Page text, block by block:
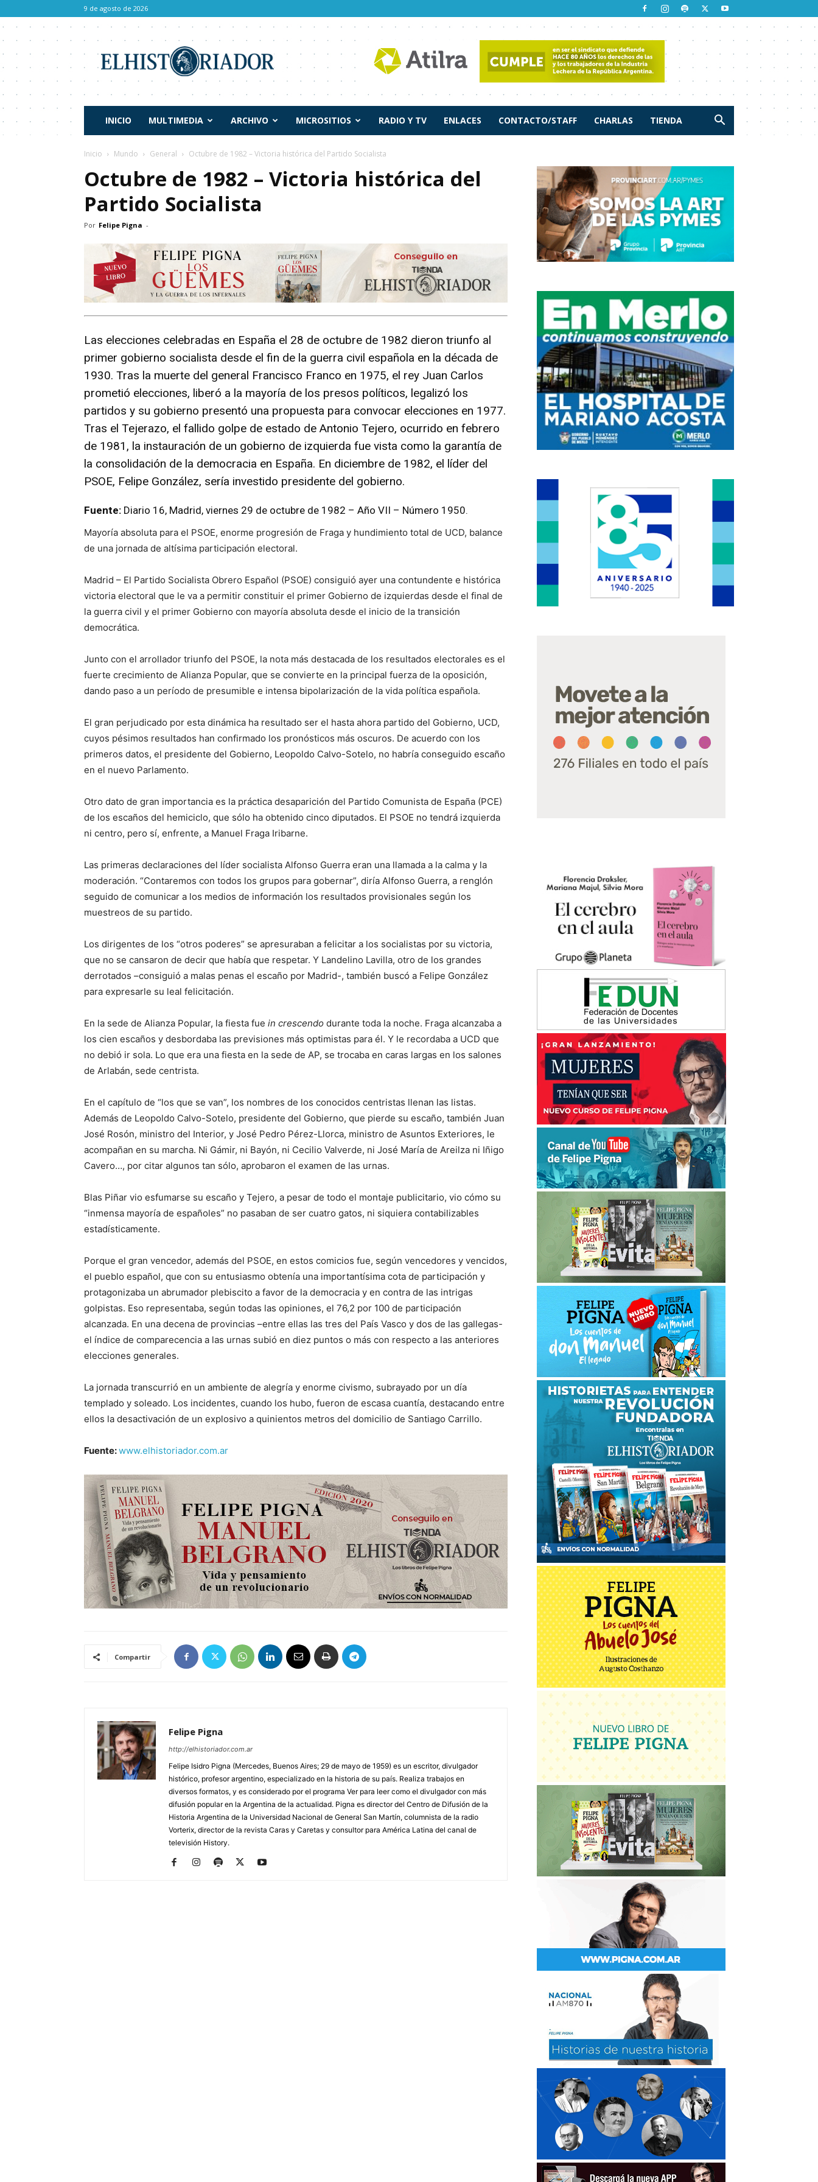
9 de agosto de 2026
Historiador
INICIO MULTIMEDIA ARCHIVO MICROSITIOS RADIO Y TV ENLACES CONTACTO/STAFF CHARLAS TIENDA
Inicio Mundo General Octubre de 1982 – Victoria histórica del Partido Socialista
Octubre de 1982 – Victoria histórica del
Partido Socialista
Por Felipe Pigna -
Las elecciones celebradas en España el 28 de octubre de 1982 dieron triunfo al
primer gobierno socialista desde el fin de la guerra civil española en la década de
1930. Tras la muerte del general Francisco Franco en 1975, el rey Juan Carlos
prometió elecciones, liberó a la mayoría de los presos políticos, legalizó los
partidos y su gobierno presentó una propuesta para convocar elecciones en 1977.
Tras el Tejerazo, el fallido golpe de estado de Antonio Tejero, ocurrido en febrero
de 1981, la instauración de un gobierno de izquierda fue vista como la garantía de
la consolidación de la democracia en España. En diciembre de 1982, el líder del
PSOE, Felipe González, sería investido presidente del gobierno.
Fuente: Diario 16, Madrid, viernes 29 de octubre de 1982 – Año VII – Número 1950.
Mayoría absoluta para el PSOE, enorme progresión de Fraga y hundimiento total de UCD, balance
de una jornada de altísima participación electoral.
Madrid – El Partido Socialista Obrero Español (PSOE) consiguió ayer una contundente e histórica
victoria electoral que le va a permitir constituir el primer Gobierno de izquierdas desde el final de
la guerra civil y el primer Gobierno con mayoría absoluta desde el inicio de la transición
democrática.
Junto con el arrollador triunfo del PSOE, la nota más destacada de los resultados electorales es el
fuerte crecimiento de Alianza Popular, que se convierte en la principal fuerza de la oposición,
dando paso a un período de presumible e intensa bipolarización de la vida política española.
El gran perjudicado por esta dinámica ha resultado ser el hasta ahora partido del Gobierno, UCD,
cuyos pésimos resultados han confirmado los pronósticos más oscuros. De acuerdo con los
primeros datos, el presidente del Gobierno, Leopoldo Calvo-Sotelo, no habría conseguido escaño
en el nuevo Parlamento.
Otro dato de gran importancia es la práctica desaparición del Partido Comunista de España (PCE)
de los escaños del hemiciclo, que sólo ha obtenido cinco diputados. El PSOE no tendrá izquierda
ni centro, pero sí, enfrente, a Manuel Fraga Iribarne.
Las primeras declaraciones del líder socialista Alfonso Guerra eran una llamada a la calma y la
moderación. “Contaremos con todos los grupos para gobernar”, diría Alfonso Guerra, a renglón
seguido de comunicar a los medios de información los resultados provisionales según los
muestreos de su partido.
Los dirigentes de los “otros poderes” se apresuraban a felicitar a los socialistas por su victoria,
que no se cansaron de decir que había que respetar. Y Landelino Lavilla, otro de los grandes
derrotados –consiguió a malas penas el escaño por Madrid-, también buscó a Felipe González
para expresarle su leal felicitación.
En la sede de Alianza Popular, la fiesta fue in crescendo durante toda la noche. Fraga alcanzaba a
los cien escaños y desbordaba las previsiones más optimistas para él. Y le recordaba a UCD que
no debió ir sola. Lo que era una fiesta en la sede de AP, se trocaba en caras largas en los salones
de Arlabán, sede centrista.
En el capítulo de “los que se van”, los nombres de los conocidos centristas llenan las listas.
Además de Leopoldo Calvo-Sotelo, presidente del Gobierno, que pierde su escaño, también Juan
José Rosón, ministro del Interior, y José Pedro Pérez-Llorca, ministro de Asuntos Exteriores, le
acompañan en su marcha. Ni Gámir, ni Bayón, ni Cecilio Valverde, ni José María de Areilza ni Iñigo
Cavero…, por citar algunos tan sólo, aprobaron el examen de las urnas.
Blas Piñar vio esfumarse su escaño y Tejero, a pesar de todo el montaje publicitario, vio cómo su
“inmensa mayoría de españoles” no pasaban de ser cuatro gatos, ni siquiera contabilizables
estadísticamente.
Porque el gran vencedor, además del PSOE, en estos comicios fue, según vencedores y vencidos,
el pueblo español, que con su entusiasmo obtenía una importantísima cota de participación y
protagonizaba un abrumador plebiscito a favor de la democracia y en contra de las intrigas
golpistas. Eso representaba, según todas las opiniones, el 76,2 por 100 de participación
alcanzada. En una decena de provincias –entre ellas las tres del País Vasco y dos de las gallegas-
el índice de comparecencia a las urnas subió en diez puntos o más con respecto a las anteriores
elecciones generales.
La jornada transcurrió en un ambiente de alegría y enorme civismo, subrayado por un día
templado y soleado. Los incidentes, cuando los hubo, fueron de escasa cuantía, destacando entre
ellos la desactivación de un explosivo a quinientos metros del domicilio de Santiago Carrillo.
Fuente:www.elhistoriador.com.ar
Compartir
Felipe Pigna
http://elhistoriador.com.ar
Felipe Isidro Pigna (Mercedes, Buenos Aires; 29 de mayo de 1959) es un escritor, divulgador
histórico, profesor argentino, especializado en la historia de su país. Realiza trabajos en
diversos formatos, y es considerado por el programa Ver para leer como el divulgador con más
difusión popular en la Argentina de la actualidad. Pigna es director del Centro de Difusión de la
Historia Argentina de la Universidad Nacional de General San Martín, columnista de la radio
Vorterix, director de la revista Caras y Caretas y consultor para América Latina del canal de
televisión History.